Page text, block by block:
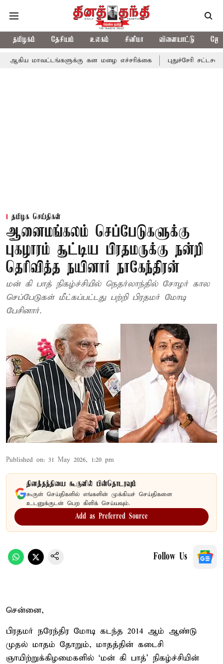
தமிழகம் தேசியம் உலகம் சினிமா விளையாட்டு
கன மழை எச்சரிக்கை புதுச்சேரி சட்டசபையில்
தமிழக செய்திகள்
ஆனைமங்கலம் செப்பேடுகளுக்கு
புகழாரம் சூட்டிய பிரதமருக்கு நன்றி
தெரிவித்த நயினார் நாகேந்திரன்
மன் கி பாத் நிகழ்ச்சியில் நெதர்லாந்தில் சோழர் கால
செப்பேடுகள் மீட்கப்பட்டது பற்றி பிரதமர் மோடி
பேசினார்.
Published on: 31 May 2026, 1:20 pm
தினத்தந்தியை கூகுளில் பின்தொடரவும்
கூகுள் செய்திகளில் எங்களின் முக்கியச் செய்திகளை
உடனுக்குடன் பெற கிளிக் செய்யவும்.
Add as Preferred Source
Follow Us
சென்னை,
பிரதமர் நரேந்திர மோடி கடந்த 2014 ஆம் ஆண்டு
முதல் மாதம் தோறும், மாதத்தின் கடைசி
ஞாயிற்றுக்கிழமைகளில் ‘மன் கி பாத்’ நிகழ்ச்சியின்